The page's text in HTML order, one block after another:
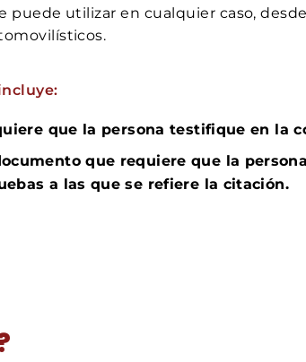
utilizar en cualquier caso,
que la persona testifique en la
que requiere que la
a las que se refiere la citación.